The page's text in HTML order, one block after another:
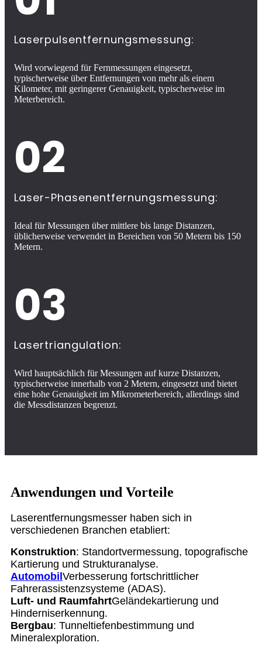
Laserpulsentfernungsmessung:
Wird vorwiegend für Fernmessungen eingesetzt,
typischerweise über Entfernungen von mehr als einem
Kilometer, mit geringerer Genauigkeit, typischerweise im
Meterbereich.
02
Laser-Phasenentfernungsmessung:
Ideal für Messungen über mittlere bis lange Distanzen,
üblicherweise verwendet in Bereichen von 50 Metern bis 150
Metern.
03
Lasertriangulation:
Wird hauptsächlich für Messungen auf kurze Distanzen,
typischerweise innerhalb von 2 Metern, eingesetzt und bietet
eine hohe Genauigkeit im Mikrometerbereich, allerdings sind
die Messdistanzen begrenzt.
Anwendungen und Vorteile
Laserentfernungsmesser haben sich in
verschiedenen Branchen etabliert:
Konstruktion: Standortvermessung, topografische
Kartierung und Strukturanalyse.
Automobil Verbesserung fortschrittlicher
Fahrerassistenzsysteme (ADAS).
Luft- und RaumfahrtGeländekartierung und
Hinderniserkennung.
Bergbau: Tunneltiefenbestimmung und
Mineralexploration.